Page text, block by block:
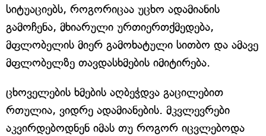
სიტუაციებს, როგორიცაა უცხო ადამიანის
გამოჩენა, მხიარული ურთიერთქმედება,
მფლობელის მიერ გამოხატული სითბო და ამავე
მფლობელზე თავდასხმების იმიტირება.
ცხოველების ხმების აღბეჭდვა გაცილებით
რთულია, ვიდრე ადამიანების. მკვლევრები
აკვირდებოდნენ იმას თუ როგორ იცვლებოდა